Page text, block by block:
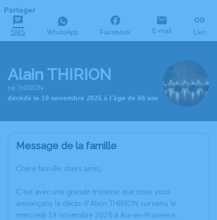
Partager
SMS WhatsApp Facebook E-mail Lien
Alain THIRION
né THIRION
décédé le 19 novembre 2025 à l'âge de 66 ans
Message de la famille
Chère famille, chers amis,
C’est avec une grande tristesse que nous vous
annonçons le décès d’Alain THIRION survenu le
mercredi 19 novembre 2025 à Aix-en-Provence.